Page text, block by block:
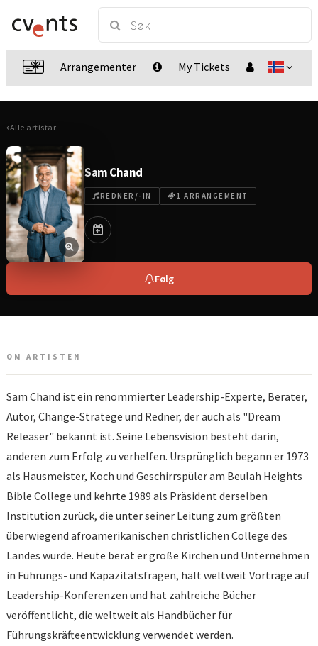
Arrangementer My Tickets
Alle artistar
Sam Chand
REDNER/-IN 1 ARRANGEMENT
Følg
OM ARTISTEN
Sam Chand ist ein renommierter Leadership-Experte, Berater,
Autor, Change-Stratege und Redner, der auch als "Dream
Releaser" bekannt ist. Seine Lebensvision besteht darin,
anderen zum Erfolg zu verhelfen. Ursprünglich begann er 1973
als Hausmeister, Koch und Geschirrspüler am Beulah Heights
Bible College und kehrte 1989 als Präsident derselben
Institution zurück, die unter seiner Leitung zum größten
überwiegend afroamerikanischen christlichen College des
Landes wurde. Heute berät er große Kirchen und Unternehmen
in Führungs- und Kapazitätsfragen, hält weltweit Vorträge auf
Leadership-Konferenzen und hat zahlreiche Bücher
veröffentlicht, die weltweit als Handbücher für
Führungskräfteentwicklung verwendet werden.